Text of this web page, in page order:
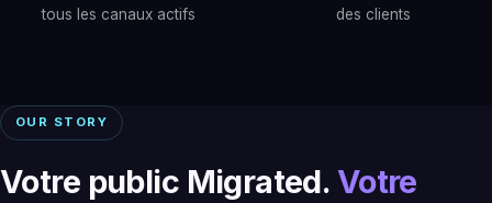
tous les canaux actifs
des clients
OUR STORY
Votre public Migrated. Votre